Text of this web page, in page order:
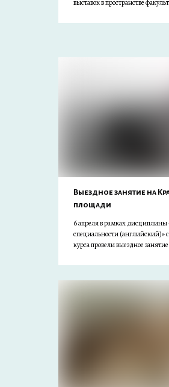
выставок в пространстве
Выездное занятие на
площади
6 апреля в рамках дисциплины
специальности (английский)»
курса провели выездное